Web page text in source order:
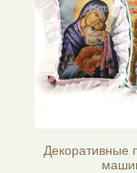
Декоративные